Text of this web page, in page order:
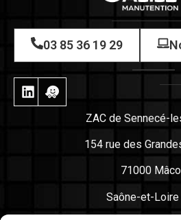
03 85 36 19 29
ZAC de Sennecé-
154 rue des
71000
Saône-et-Loire